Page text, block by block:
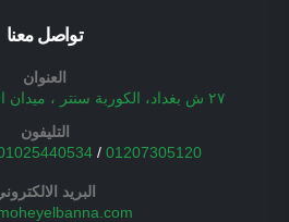
تواصل معنا
العنوان
٢٧ ش بغداد، الكوربة سنتر ، ميدان الكوربة ، مصر الجديدة
التليفون
01207305120
/
البريد